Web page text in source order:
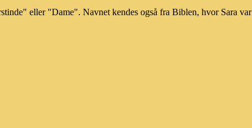
eller "Dame". Navnet kendes også fra Biblen, hvor Sara var